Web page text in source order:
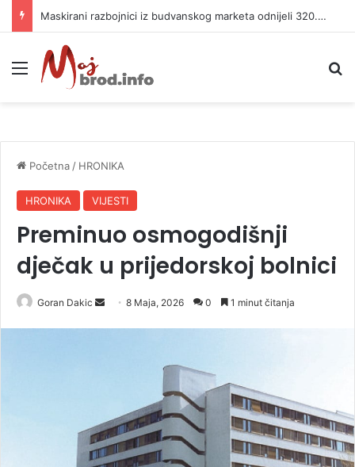
Maskirani razbojnici iz budvanskog marketa odnijeli 320.000 evra
Meni
Početna / HRONIKA
HRONIKA VIJESTI
Preminuo osmogodišnji
dječak u prijedorskoj bolnici
Goran Dakic
m
a
8 Maja, 2026 0 1 minut čitanja